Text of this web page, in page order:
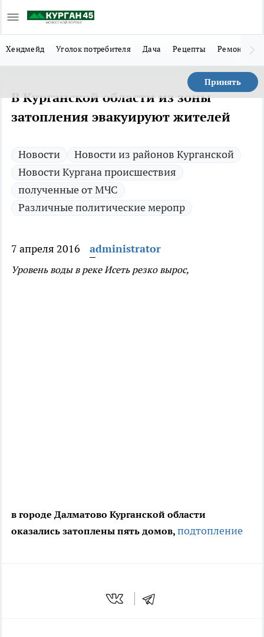
Хендмейд Уголок потребителя Дача Рецепты Ремонт
Принять
В Курганской области из зоны
затопления эвакуируют жителей
Новости
Новости из районов Курганской
Новости Кургана происшествия
полученные от МЧС
Различные политические меропр
7 апреля 2016 administrator
Уровень воды в реке Исеть резко вырос,
в городе Далматово Курганской области
оказались затоплены пять домов, подтопление